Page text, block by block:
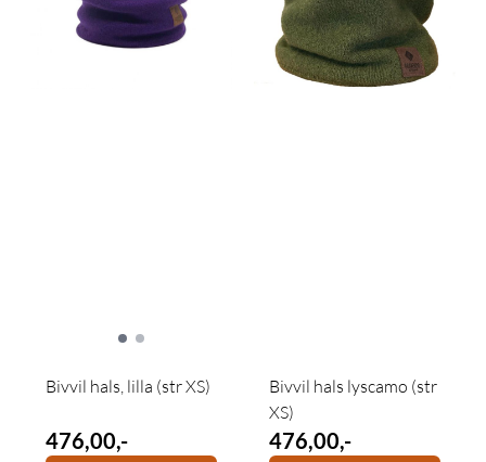
Bivvil hals, lilla (str XS)
476,00,-
Bivvil hals lyscamo (str
XS)
476,00,-